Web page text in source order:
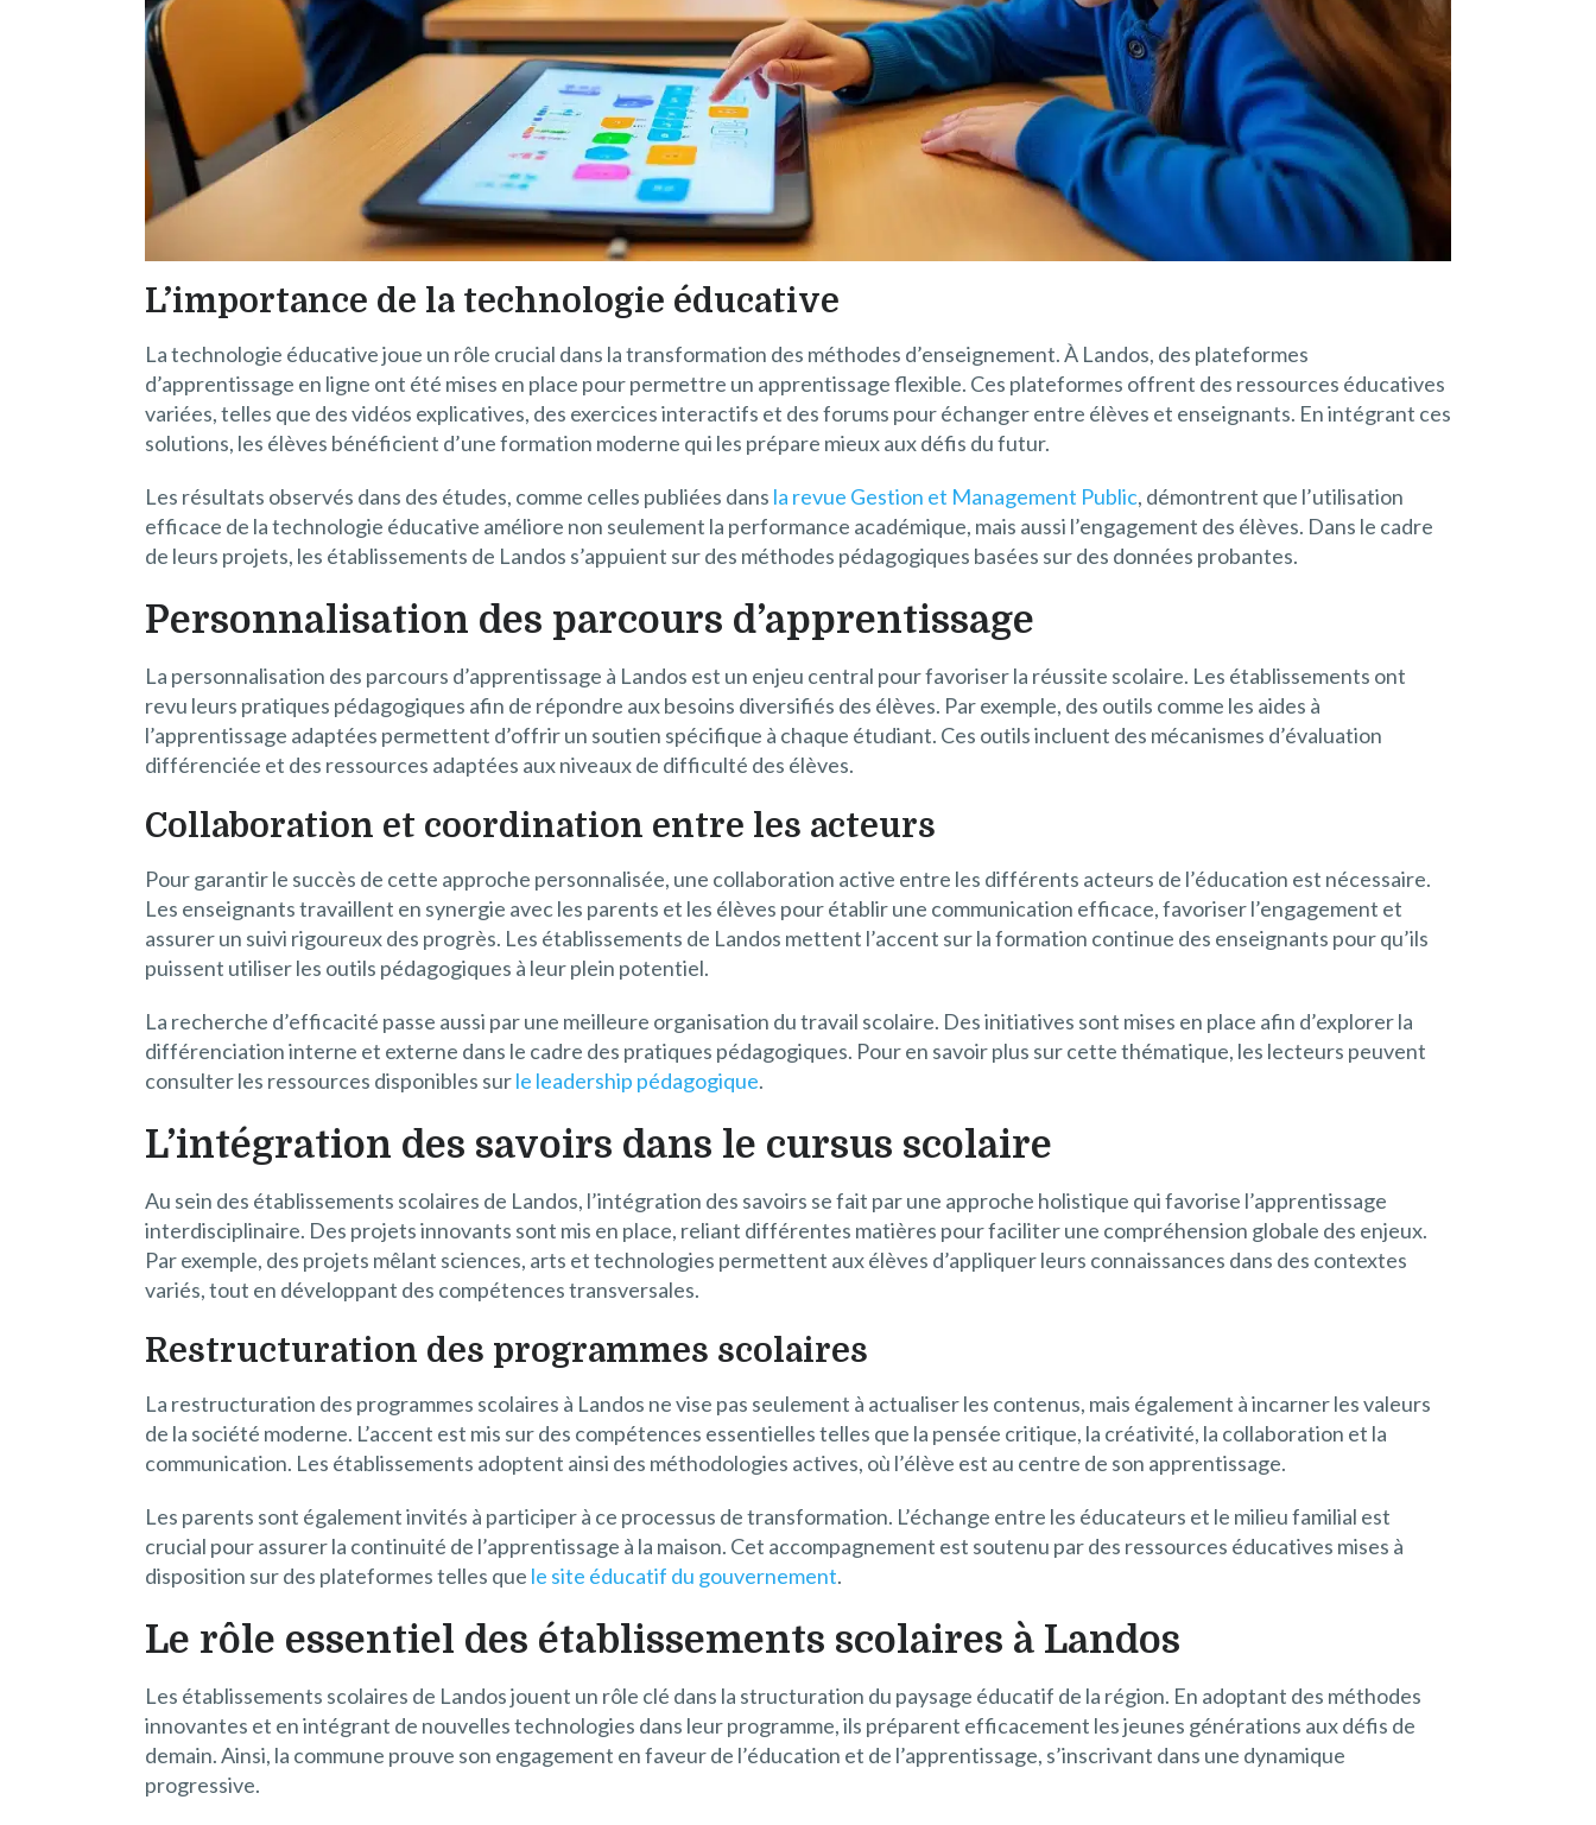
L’importance de la technologie éducative
La technologie éducative joue un rôle crucial dans la transformation des méthodes d’enseignement. À Landos, des plateformes
d’apprentissage en ligne ont été mises en place pour permettre un apprentissage flexible. Ces plateformes offrent des ressources éducatives
variées, telles que des vidéos explicatives, des exercices interactifs et des forums pour échanger entre élèves et enseignants. En intégrant ces
solutions, les élèves bénéficient d’une formation moderne qui les prépare mieux aux défis du futur.
Les résultats observés dans des études, comme celles publiées dans la revue Gestion et Management Public, démontrent que l’utilisation
efficace de la technologie éducative améliore non seulement la performance académique, mais aussi l’engagement des élèves. Dans le cadre
de leurs projets, les établissements de Landos s’appuient sur des méthodes pédagogiques basées sur des données probantes.
Personnalisation des parcours d’apprentissage
La personnalisation des parcours d’apprentissage à Landos est un enjeu central pour favoriser la réussite scolaire. Les établissements ont
revu leurs pratiques pédagogiques afin de répondre aux besoins diversifiés des élèves. Par exemple, des outils comme les aides à
l’apprentissage adaptées permettent d’offrir un soutien spécifique à chaque étudiant. Ces outils incluent des mécanismes d’évaluation
différenciée et des ressources adaptées aux niveaux de difficulté des élèves.
Collaboration et coordination entre les acteurs
Pour garantir le succès de cette approche personnalisée, une collaboration active entre les différents acteurs de l’éducation est nécessaire.
Les enseignants travaillent en synergie avec les parents et les élèves pour établir une communication efficace, favoriser l’engagement et
assurer un suivi rigoureux des progrès. Les établissements de Landos mettent l’accent sur la formation continue des enseignants pour qu’ils
puissent utiliser les outils pédagogiques à leur plein potentiel.
La recherche d’efficacité passe aussi par une meilleure organisation du travail scolaire. Des initiatives sont mises en place afin d’explorer la
différenciation interne et externe dans le cadre des pratiques pédagogiques. Pour en savoir plus sur cette thématique, les lecteurs peuvent
consulter les ressources disponibles surle leadership pédagogique.
L’intégration des savoirs dans le cursus scolaire
Au sein des établissements scolaires de Landos, l’intégration des savoirs se fait par une approche holistique qui favorise l’apprentissage
interdisciplinaire. Des projets innovants sont mis en place, reliant différentes matières pour faciliter une compréhension globale des enjeux.
Par exemple, des projets mêlant sciences, arts et technologies permettent aux élèves d’appliquer leurs connaissances dans des contextes
variés, tout en développant des compétences transversales.
Restructuration des programmes scolaires
La restructuration des programmes scolaires à Landos ne vise pas seulement à actualiser les contenus, mais également à incarner les valeurs
de la société moderne. L’accent est mis sur des compétences essentielles telles que la pensée critique, la créativité, la collaboration et la
communication. Les établissements adoptent ainsi des méthodologies actives, où l’élève est au centre de son apprentissage.
Les parents sont également invités à participer à ce processus de transformation. L’échange entre les éducateurs et le milieu familial est
crucial pour assurer la continuité de l’apprentissage à la maison. Cet accompagnement est soutenu par des ressources éducatives mises à
disposition sur des plateformes telles que le site éducatif du gouvernement.
Le rôle essentiel des établissements scolaires à Landos
Les établissements scolaires de Landos jouent un rôle clé dans la structuration du paysage éducatif de la région. En adoptant des méthodes
innovantes et en intégrant de nouvelles technologies dans leur programme, ils préparent efficacement les jeunes générations aux défis de
demain. Ainsi, la commune prouve son engagement en faveur de l’éducation et de l’apprentissage, s’inscrivant dans une dynamique
progressive.